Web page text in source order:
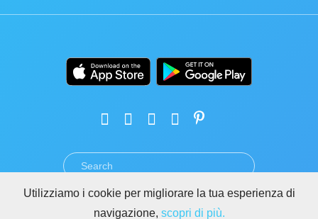
PRIVACY GDPR
ABUSO
REGOLE PER I SITI DI BITRIX24
Utilizziamo i cookie per migliorare la tua esperienza di
navigazione, scopri di più.